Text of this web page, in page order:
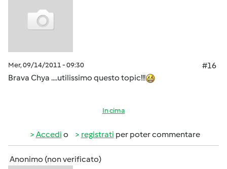
Mer, 09/14/2011 - 09:30
#16
Brava Chya ....utilissimo questo topic!!!
In cima
Accedi o registrati per poter commentare
Anonimo (non verificato)